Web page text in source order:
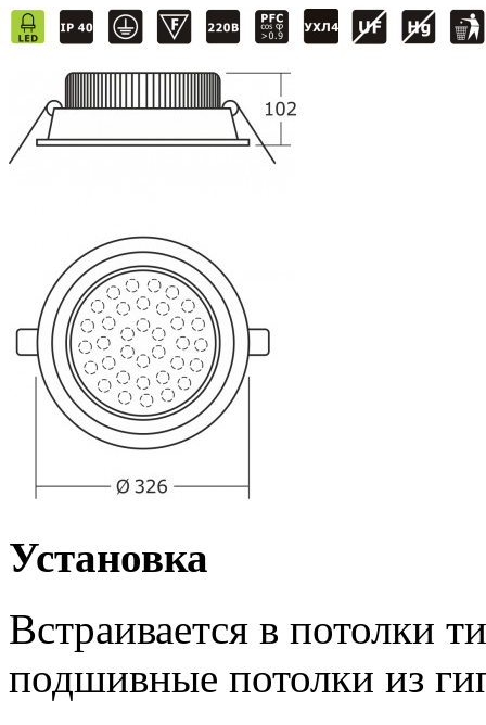
Установка
Встраивается в потолки
подшивные потолки из